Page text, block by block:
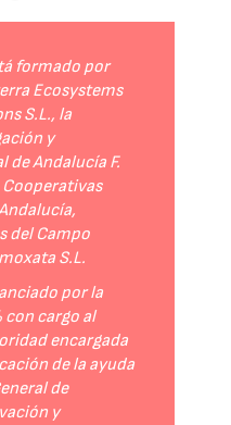
formado por
Ecosystems
S.L., la
y
de Andalucía F.
Cooperativas
del Campo
S.L.
por la
con cargo al
encargada
de la ayuda
de
y